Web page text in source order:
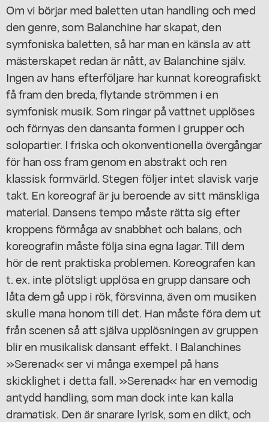
Om vi börjar med baletten utan handling och med
den genre, som Balanchine har skapat, den
symfoniska baletten, så har man en känsla av att
mästerskapet redan är nått, av Balanchine själv.
Ingen av hans efterföljare har kunnat koreografiskt
få fram den breda, flytande strömmen i en
symfonisk musik. Som ringar på vattnet upplöses
och förnyas den dansanta formen i grupper och
solopartier. I friska och okonventionella övergångar
för han oss fram genom en abstrakt och ren
klassisk formvärld. Stegen följer intet slavisk varje
takt. En koreograf är ju beroende av sitt mänskliga
material. Dansens tempo måste rätta sig efter
kroppens förmåga av snabbhet och balans, och
koreografin måste följa sina egna lagar. Till dem
hör de rent praktiska problemen. Koreografen kan
t. ex. inte plötsligt upplösa en grupp dansare och
låta dem gå upp i rök, försvinna, även om musiken
skulle mana honom till det. Han måste föra dem ut
från scenen så att själva upplösningen av gruppen
blir en musikalisk dansant effekt. I Balanchines
»Serenad« ser vi många exempel på hans
skicklighet i detta fall. »Serenad« har en vemodig
antydd handling, som man dock inte kan kalla
dramatisk. Den är snarare lyrisk, som en dikt, och